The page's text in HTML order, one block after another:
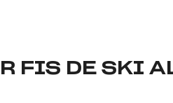
FIS DE SKI